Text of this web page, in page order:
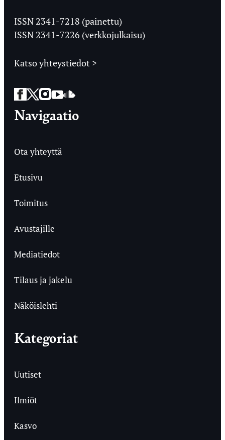
Ylioppilaslehti
ISSN 2341-7218 (painettu)
ISSN 2341-7226 (verkkojulkaisu)
Katso yhteystiedot >
Facebook
Twitter
Instagram
YouTube
SoundCloud
Navigaatio
Ota yhteyttä
Etusivu
Toimitus
Avustajille
Mediatiedot
Tilaus ja jakelu
Näköislehti
Kategoriat
Uutiset
Ilmiöt
Kasvo